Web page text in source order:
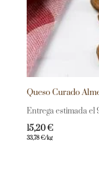
Queso Curado
Entrega estimada el
15,20€
33,78€/kg